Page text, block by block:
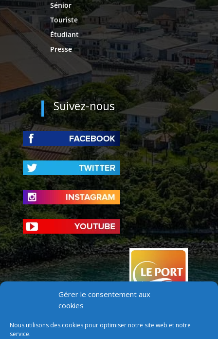
Gérer le consentement aux
cookies
Nous utilisons des cookies pour optimiser notre site web et notre
service.
Sénior
Touriste
Étudiant
Presse
Suivez-nous